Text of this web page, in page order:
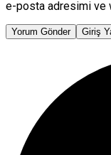
e-posta adresimi ve
Yorum Gönder Giriş